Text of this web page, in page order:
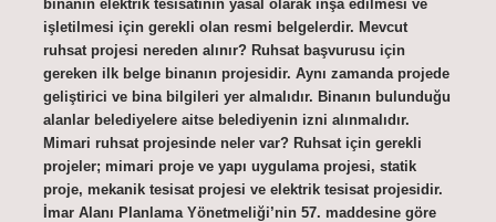
binanın elektrik tesisatının yasal olarak inşa edilmesi ve
işletilmesi için gerekli olan resmi belgelerdir. Mevcut
ruhsat projesi nereden alınır? Ruhsat başvurusu için
gereken ilk belge binanın projesidir. Aynı zamanda projede
geliştirici ve bina bilgileri yer almalıdır. Binanın bulunduğu
alanlar belediyelere aitse belediyenin izni alınmalıdır.
Mimari ruhsat projesinde neler var? Ruhsat için gerekli
projeler; mimari proje ve yapı uygulama projesi, statik
proje, mekanik tesisat projesi ve elektrik tesisat projesidir.
İmar Alanı Planlama Yönetmeliği’nin 57. maddesine göre